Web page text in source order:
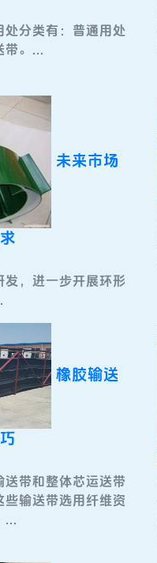
分类有：普通用处
带。...
未来市场
发，进一步开展环形
橡胶输送
带和整体芯运送带
输送带选用纤维资
...